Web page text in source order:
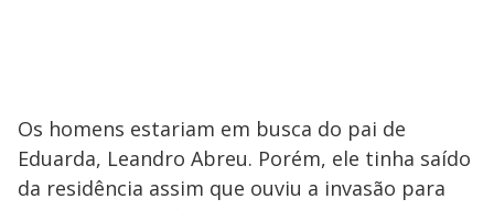
Os homens estariam em busca do pai de
Eduarda, Leandro Abreu. Porém, ele tinha saído
da residência assim que ouviu a invasão para